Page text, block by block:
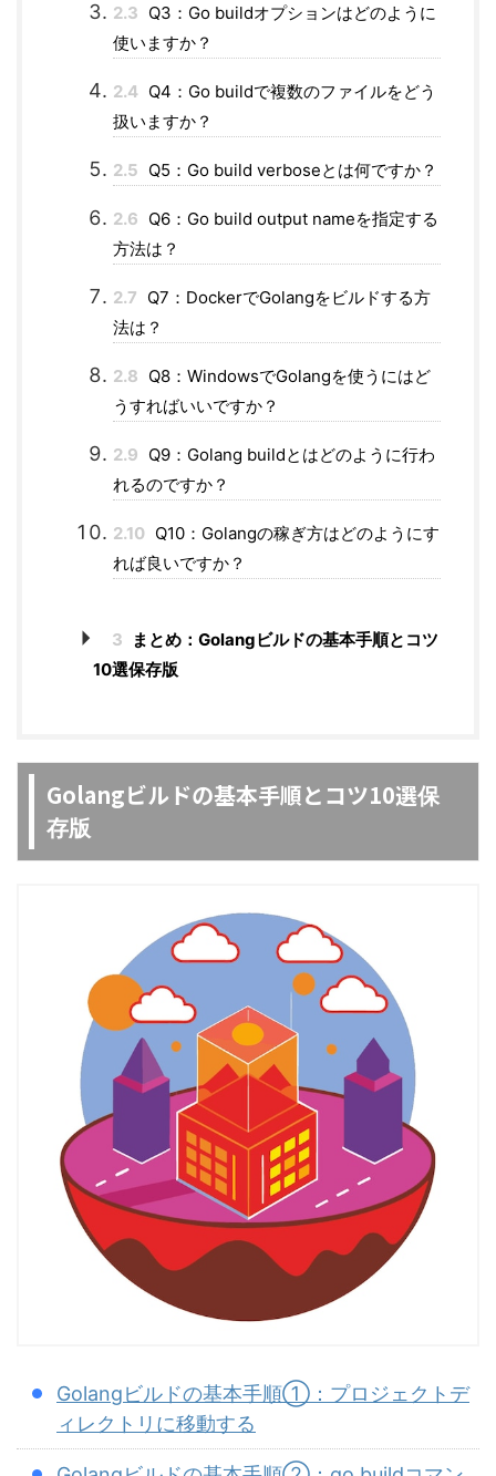
2.3 Q3：Go buildオプションはどのように
使いますか？
2.4 Q4：Go buildで複数のファイルをどう
扱いますか？
2.5 Q5：Go build verboseとは何ですか？
2.6 Q6：Go build output nameを指定する
方法は？
2.7 Q7：DockerでGolangをビルドする方
法は？
2.8 Q8：WindowsでGolangを使うにはど
うすればいいですか？
2.9 Q9：Golang buildとはどのように行わ
れるのですか？
2.10 Q10：Golangの稼ぎ方はどのようにす
れば良いですか？
3 まとめ：Golangビルドの基本手順とコツ
10選保存版
Golangビルドの基本手順とコツ10選保
存版
Golangビルドの基本手順①：プロジェクトデ
ィレクトリに移動する